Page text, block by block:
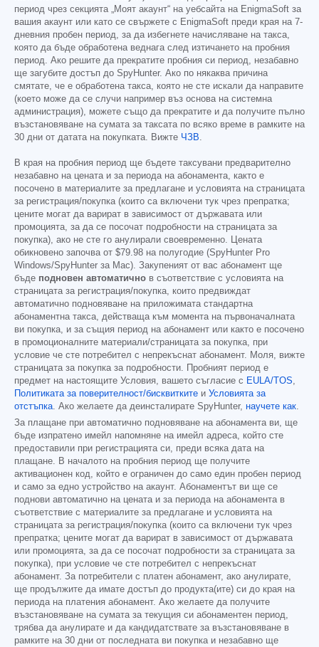
период чрез секцията „Моят акаунт“ на уебсайта на EnigmaSoft за
вашия акаунт или като се свържете с EnigmaSoft преди края на 7-
дневния пробен период, за да избегнете начисляване на такса,
която да бъде обработена веднага след изтичането на пробния
период. Ако решите да прекратите пробния си период, незабавно
ще загубите достъп до SpyHunter. Ако по някаква причина
смятате, че е обработена такса, която не сте искали да направите
(което може да се случи например въз основа на системна
администрация), можете също да прекратите и да получите пълно
възстановяване на сумата за таксата по всяко време в рамките на
30 дни от датата на покупката. Вижте ЧЗВ
В края на пробния период ще бъдете таксувани предварително
незабавно на цената и за периода на абонамента, както е
посочено в материалите за предлагане и условията на страницата
за регистрация/покупка (които са включени тук чрез препратка;
цените могат да варират в зависимост от държавата или
промоцията, за да се посочат подробности на страницата за
покупка), ако не сте го анулирали своевременно. Цената
обикновено започва от $79.98 на полугодие (SpyHunter Pro
Windows/SpyHunter за Mac). Закупеният от вас абонамент ще
бъде подновен автоматично в съответствие с условията на
страницата за регистрация/покупка, които предвиждат
автоматично подновяване на приложимата стандартна
абонаментна такса, действаща към момента на първоначалната
ви покупка, и за същия период на абонамент или както е посочено
в промоционалните материали/страницата за покупка, при
условие че сте потребител с непрекъснат абонамент. Моля, вижте
страницата за покупка за подробности. Пробният период е
предмет на настоящите Условия, вашето съгласие с EULA/TOS
Политиката за поверителност/бисквитките и Условията за
отстъпка . Ако желаете да деинсталирате SpyHunter, научете как
За плащане при автоматично подновяване на абонамента ви, ще
бъде изпратено имейл напомняне на имейл адреса, който сте
предоставили при регистрацията си, преди всяка дата на
плащане. В началото на пробния период ще получите
активационен код, който е ограничен до само един пробен период
и само за едно устройство на акаунт. Абонаментът ви ще се
поднови автоматично на цената и за периода на абонамента в
съответствие с материалите за предлагане и условията на
страницата за регистрация/покупка (които са включени тук чрез
препратка; цените могат да варират в зависимост от държавата
или промоцията, за да се посочат подробности за страницата за
покупка), при условие че сте потребител с непрекъснат
абонамент. За потребители с платен абонамент, ако анулирате,
ще продължите да имате достъп до продукта(ите) си до края на
периода на платения абонамент. Ако желаете да получите
възстановяване на сумата за текущия си абонаментен период,
трябва да анулирате и да кандидатствате за възстановяване в
рамките на 30 дни от последната ви покупка и незабавно ще